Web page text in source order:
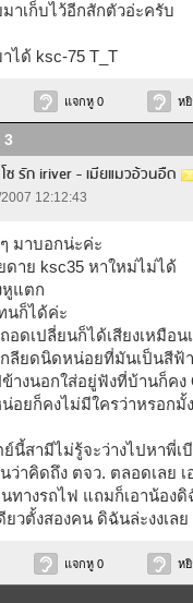
าเก็บไว้อีกสักตัวอ่ะครับ
ได้ ksc-75 T_T
แจกหู 0 ห
3
ซ รัก iriver - เมียแมวอ้วนอืด
12:12:43
มาบอกน่ะค่ะ
ดาย ksc35 หาใหม่ไม่ได้
หูแตก
นก็ได้ค่ะ
อดเปลี่ยนก็ได้เสียงเหมือน
กลียดนิดหน่อยที่มันเป็นสีฟ้
างนอกใส่อยู่ฟังที่บ้านก็คง
อยก็คงไม่มีใครว่าหรอก
ย์นี้สามีไม่รู้จะว่างไปหาพี่
ว่าคิดถึง ตจว. ตลอดเลย
นทางรถไฟ แถมก็เอาน้อง
ยวตั้งสองคน ดิฉันล่ะงงเลย
แจกหู 0 ห